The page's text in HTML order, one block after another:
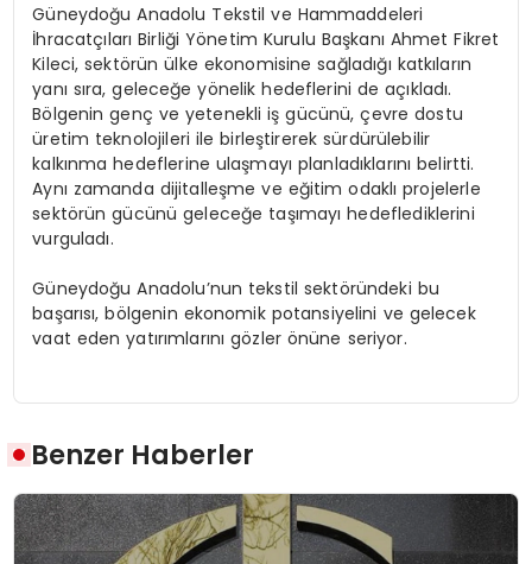
Güneydoğu Anadolu Tekstil ve Hammaddeleri
İhracatçıları Birliği Yönetim Kurulu Başkanı Ahmet Fikret
Kileci, sektörün ülke ekonomisine sağladığı katkıların
yanı sıra, geleceğe yönelik hedeflerini de açıkladı.
Bölgenin genç ve yetenekli iş gücünü, çevre dostu
üretim teknolojileri ile birleştirerek sürdürülebilir
kalkınma hedeflerine ulaşmayı planladıklarını belirtti.
Aynı zamanda dijitalleşme ve eğitim odaklı projelerle
sektörün gücünü geleceğe taşımayı hedeflediklerini
vurguladı.
Güneydoğu Anadolu’nun tekstil sektöründeki bu
başarısı, bölgenin ekonomik potansiyelini ve gelecek
vaat eden yatırımlarını gözler önüne seriyor.
Benzer Haberler